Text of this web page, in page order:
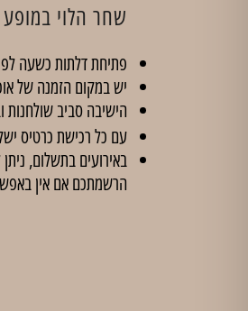
שחר הלוי
פתיחת דלתות כשעה
יש במקום הזמנה של
הישיבה סביב שולחנות
עם כל רכישת כרטיס ישלח קוד קופון
הרשמתכם אם אין